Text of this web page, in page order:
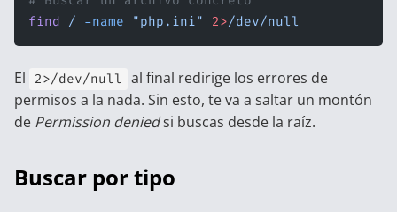
find / -name "php.ini" 2>/dev/null
El 2>/dev/null
al final redirige los errores de
permisos a la nada. Sin esto, te va a saltar un montón
de Permission deniedsi buscas desde la raíz.
Buscar por tipo